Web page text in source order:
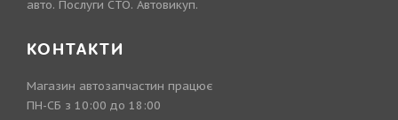
авто. Послуги СТО. Автовикуп.
КОНТАКТИ
Магазин автозапчастин працює
ПН-СБ з 10:00 до 18:00